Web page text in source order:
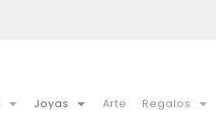
Joyas Arte Regalos